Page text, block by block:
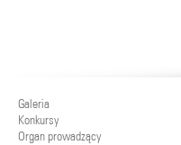
Galeria
Konkursy
Organ prowadzący